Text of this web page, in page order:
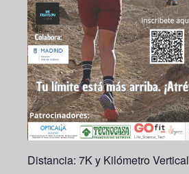
Distancia: 7K y Kilómetro Vertical